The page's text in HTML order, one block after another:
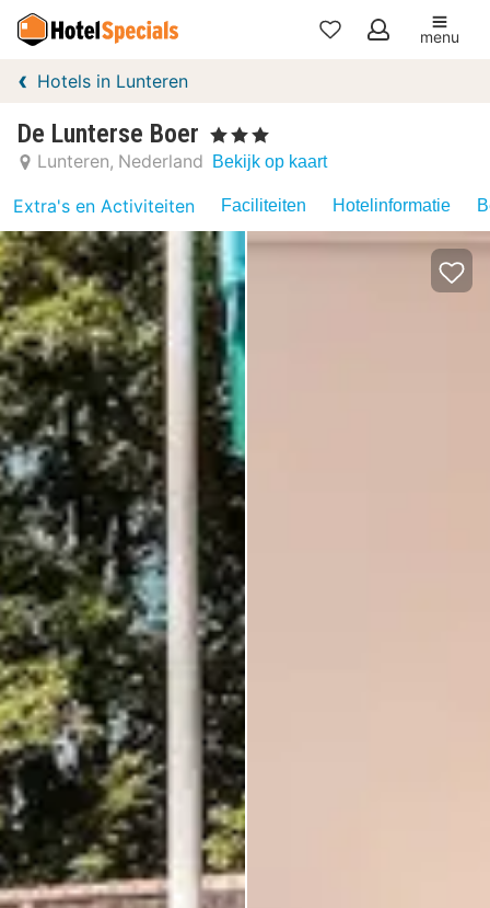
Mijn
menu
Hotels in Lunteren
De Lunterse Boer , 3 Sterren
Lunteren Nederland Bekijk op kaart
Extra's en Activiteiten Faciliteiten Hotelinformatie